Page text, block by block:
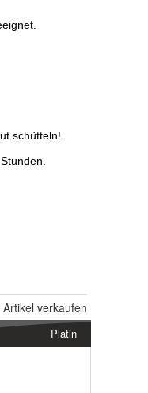
Artikel verkaufen
Platin